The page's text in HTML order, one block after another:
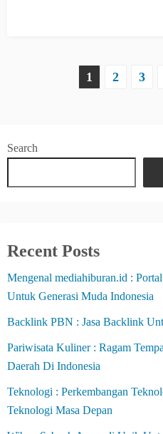
t
s
a
g
i
n
a
t
i
1 2 3
Search
Recent Posts
Mengenal mediahiburan.id :
Untuk Generasi Muda Indonesia
Backlink PBN : Jasa Backlink
Pariwisata Kuliner : Ragam
Daerah Di Indonesia
Teknologi : Perkembangan
Teknologi Masa Depan